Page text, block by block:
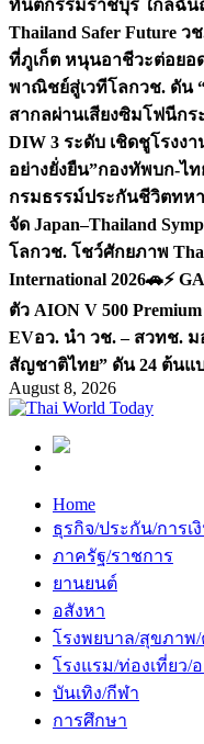
ทันตกรรมราชบุรี ใกล้ฉัน
Thailand Safer Future
ที่ภูเก็ต หนุนอาชีวะต่อยอ
พาณิชย์สู่เวทีโลกวช. ดัน
สากลผ่านเสียงซิมโฟนีกร
DIW 3 ระดับ เชิดชูโรง
อย่างยั่งยืน”กองทัพบก-ไ
กรมธรรม์ประกันชีวิตทห
จัด Japan–Thailand
โลกวช. โชว์ศักยภาพ
International 2026🚗⚡️
ตัว AION V 500
EVอว. นำ วช. – สวทช.
สัญชาติไทย” ดัน 24 ต้นแ
August 8, 2026
Home
ธุรกิจ/ประกัน/การเ
ภาครัฐ/ราชการ
ยานยนต์
อสังหา
โรงพยบาล/สุขภาพ
โรงแรม/ท่องเที่ยว/
บันเทิง/กีฬา
การศึกษา